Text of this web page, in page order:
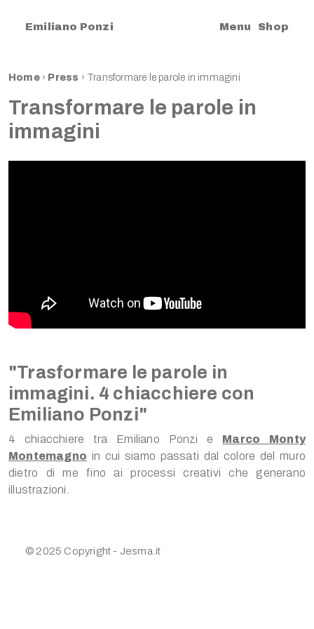
Emiliano Ponzi Menu Shop
Home› Press › Transformare le parole in immagini
Transformare le parole in
immagini
"Trasformare le parole in
immagini. 4 chiacchiere con
Emiliano Ponzi"
4 chiacchiere tra Emiliano Ponzi e Marco Monty
Montemagno in cui siamo passati dal colore del muro
dietro di me fino ai processi creativi che generano
illustrazioni.
© 2025 Copyright - Jesma.it